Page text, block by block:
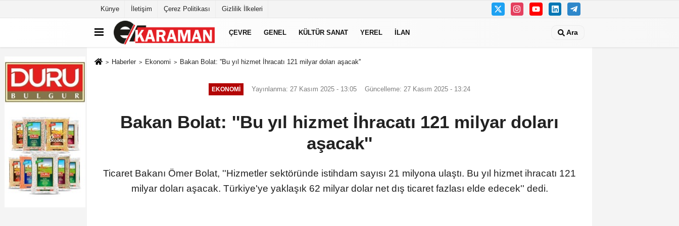
Künye İletişim Çerez Politikası Gizlilik İlkeleri
ÇEVRE GENEL KÜLTÜR SANAT YEREL İLAN Ara
Haberler Ekonomi Bakan Bolat: ''Bu yıl hizmet İhracatı 121 milyar doları aşacak''
EKONOMI Yayınlanma: 27 Kasım 2025 - 13:05 Güncelleme: 27 Kasım 2025 - 13:24
Bakan Bolat: ''Bu yıl hizmet İhracatı 121 milyar doları
aşacak''
Ticaret Bakanı Ömer Bolat, ''Hizmetler sektöründe istihdam sayısı 21 milyona ulaştı. Bu yıl hizmet ihracatı 121
milyar doları aşacak. Türkiye'ye yaklaşık 62 milyar dolar net dış ticaret fazlası elde edecek'' dedi.